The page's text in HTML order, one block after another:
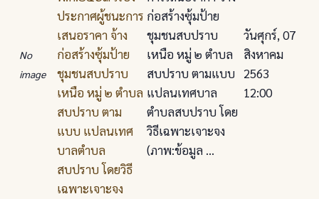
No
image
ประกาศผู้ชนะการ
เสนอราคา จ้าง
ก่อสร้างซุ้มป้าย
ชุมชนสบปราบ
เหนือ หมู่ ๒ ตําบล
สบปราบ ตาม
แบบ แปลนเทศ
บาลตําบล
สบปราบ โดยวิธี
เฉพาะเจาะจง
ก่อสร้างซุ้มป้าย
ชุมชนสบปราบ
เหนือ หมู่ ๒ ตําบล
สบปราบ ตามแบบ
แปลนเทศบาล
ตําบลสบปราบ โดย
วิธีเฉพาะเจาะจง
(ภาพ:ข้อมูล ...
วันศุกร์, 07
สิงหาคม
2563
12:00